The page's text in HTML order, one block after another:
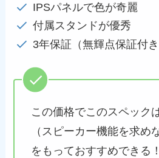
IPSパネルで色が奇麗
付属スタンドが優秀
3年保証（無輝点保証付き
この価格でこのスペック
（スピーカー機能を求め
をもっておすすめできる！